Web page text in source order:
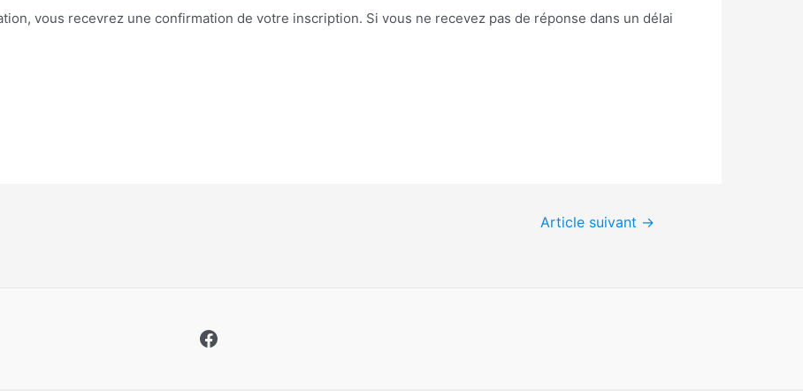
vous recevrez une confirmation de votre inscription. Si vous ne recevez pas de réponse dans un délai
Article suivant →
Facebook